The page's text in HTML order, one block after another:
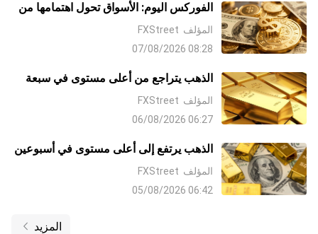
الفوركس اليوم: الأسواق تحول اهتمامها من
الشرق الأوسط إلى بيانات الوظائف غير
الزراعية NFP
المؤلف FXStreet
08:28 07/08/2026
الذهب يتراجع من أعلى مستوى في سبعة
أسابيع مع صعوبة الثيران في إيجاد قبول
فوق 4300 دولار
المؤلف FXStreet
06:27 06/08/2026
الذهب يرتفع إلى أعلى مستوى في أسبوعين
مع تراجع الدولار على آمال التوصل إلى
اتفاق مع إيران وتراجع رهانات رفع معدلات
المؤلف FXStreet
06:42 05/08/2026
المزيد